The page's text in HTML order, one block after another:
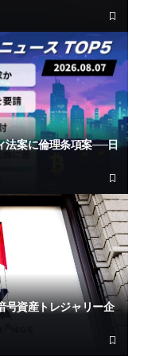
法案に倫理条項案──日
号資産トレジャリー企